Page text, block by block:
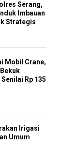
Serang,
Imbauan
Strategis
Mobil Crane,
Rp 135
Irigasi
Umum